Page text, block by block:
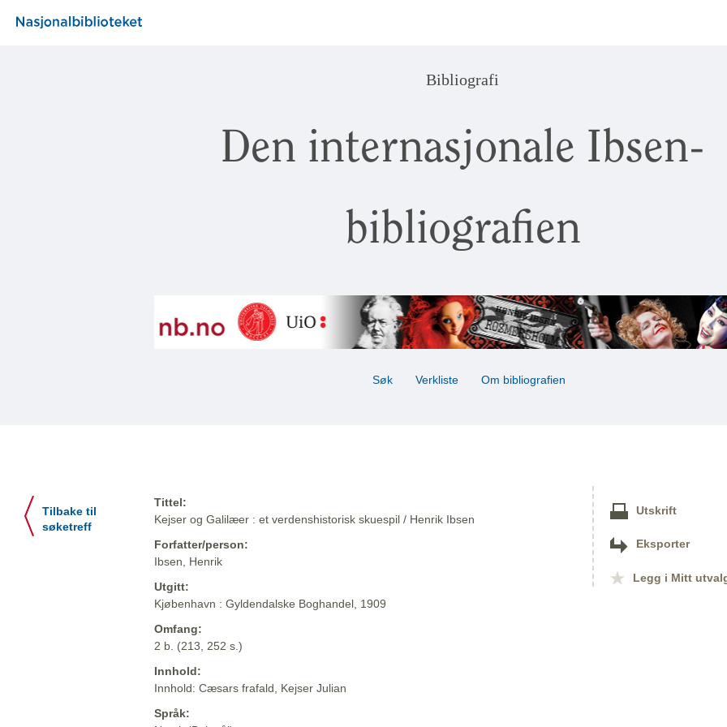
Bibliografi
Den internasjonale Ibsen-
bibliografien
Søk Verkliste Om bibliografien
Tilbake til
søketreff
Tittel:
Kejser og Galilæer : et verdenshistorisk skuespil / Henrik Ibsen
Forfatter/person:
Ibsen, Henrik
Utgitt:
Kjøbenhavn : Gyldendalske Boghandel, 1909
Omfang:
2 b. (213, 252 s.)
Innhold:
Innhold: Cæsars frafald, Kejser Julian
Språk:
Utskrift
Eksporter
Legg i Mitt